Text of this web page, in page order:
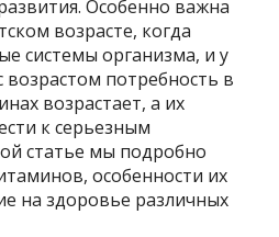
Особенно важна
возрасте, когда
системы организма, и у
возрастом потребность в
возрастает, а их
к серьезным
статье мы подробно
особенности их
на здоровье различных